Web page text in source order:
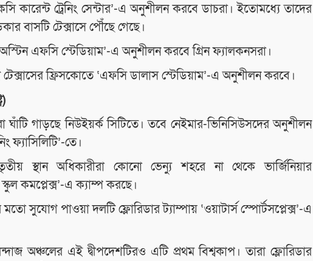
কারেন্ট ট্রেনিং সেন্টার’-এ অনুশীলন করবে ডাচরা। ইতোমধ্যে তাদের
বাসটি টেক্সাসে পৌঁছে গেছে।
এফসি স্টেডিয়াম’-এ অনুশীলন করবে গ্রিন ফ্যালকনসরা।
ফ্রিসকোতে ‘এফসি ডালাস স্টেডিয়াম’-এ অনুশীলন করবে।
ঘাঁটি গাড়ছে নিউইয়র্ক সিটিতে। তবে নেইমার-ভিনিসিউসদের অনুশীলন
ফ্যাসিলিটি’-তে।
স্থান অধিকারীরা কোনো ভেন্যু শহরে না থেকে ভার্জিনিয়ার
কমপ্লেক্স’-এ ক্যাম্প করছে।
মতো সুযোগ পাওয়া দলটি ফ্লোরিডার ট্যাম্পায় ‘ওয়াটার্স স্পোর্টসপ্লেক্স’-এ
অঞ্চলের এই দ্বীপদেশটিরও এটি প্রথম বিশ্বকাপ। তারা ফ্লোরিডার